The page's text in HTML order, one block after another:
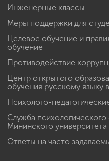
Инженерные классы
Меры поддержки для
Целевое обучение и
обучение
Противодействие
Центр открытого
обучения русскому языку
Психолого-
Служба
Мининского университета
Ответы на часто